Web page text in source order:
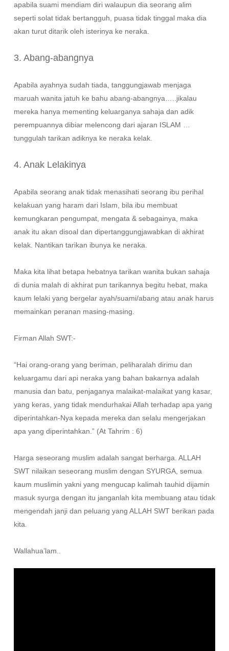
apabila suami mendiam diri walaupun dia seorang alim
seperti solat tidak bertangguh, puasa tidak tinggal maka dia
akan turut ditarik oleh isterinya ke neraka.
3. Abang-abangnya
Apabila ayahnya sudah tiada, tanggungjawab menjaga
maruah wanita jatuh ke bahu abang-abangnya…..jikalau
mereka hanya mementing keluarganya sahaja dan adik
perempuannya dibiar melencong dari ajaran ISLAM …
tunggulah tarikan adiknya ke neraka kelak.
4. Anak Lelakinya
Apabila seorang anak tidak menasihati seorang ibu perihal
kelakuan yang haram dari Islam, bila ibu membuat
kemungkaran pengumpat, mengata & sebagainya, maka
anak itu akan disoal dan dipertanggungjawabkan di akhirat
kelak. Nantikan tarikan ibunya ke neraka.
Maka kita lihat betapa hebatnya tarikan wanita bukan sahaja
di dunia malah di akhirat pun tarikannya begitu hebat, maka
kaum lelaki yang bergelar ayah/suami/abang atau anak harus
memainkan peranan masing-masing.
Firman Allah SWT:-
“Hai orang-orang yang beriman, peliharalah dirimu dan
keluargamu dari api neraka yang bahan bakarnya adalah
manusia dan batu, penjaganya malaikat-malaikat yang kasar,
yang keras, yang tidak mendurhakai Allah terhadap apa yang
diperintahkan-Nya kepada mereka dan selalu mengerjakan
apa yang diperintahkan.” (At Tahrim : 6)
Harga seseorang muslim adalah sangat berharga. ALLAH
SWT nilaikan seseorang muslim dengan SYURGA, semua
kaum muslimin yakni yang mengucap kalimah tauhid dijamin
masuk syurga dengan itu janganlah kita membuang atau tidak
mengendah janji dan peluang yang ALLAH SWT berikan pada
kita.
Wallahua’lam..